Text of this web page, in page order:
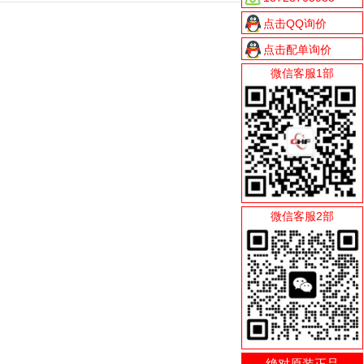
点击QQ询价
点击配单询价
微信客服1部
微信客服2部